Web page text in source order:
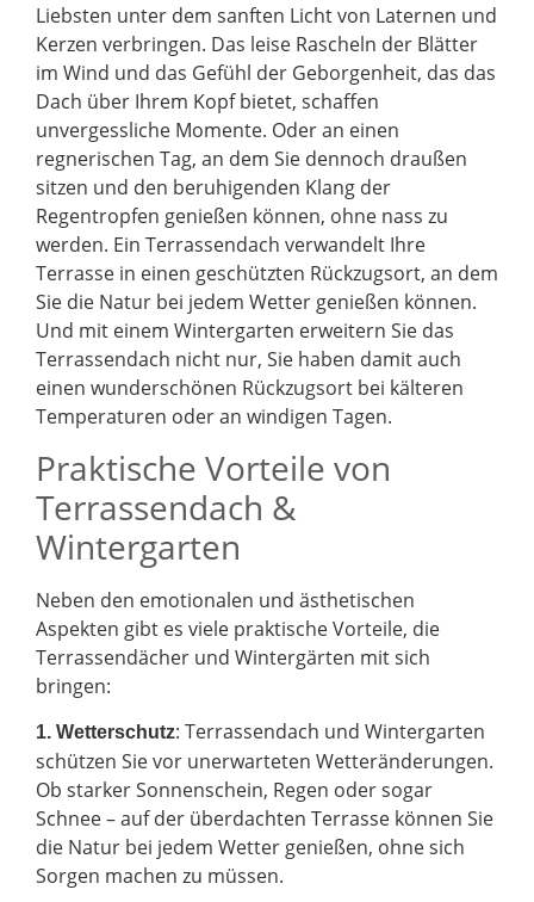
Liebsten unter dem sanften Licht von Laternen und
Kerzen verbringen. Das leise Rascheln der Blätter
im Wind und das Gefühl der Geborgenheit, das das
Dach über Ihrem Kopf bietet, schaffen
unvergessliche Momente. Oder an einen
regnerischen Tag, an dem Sie dennoch draußen
sitzen und den beruhigenden Klang der
Regentropfen genießen können, ohne nass zu
werden. Ein Terrassendach verwandelt Ihre
Terrasse in einen geschützten Rückzugsort, an dem
Sie die Natur bei jedem Wetter genießen können.
Und mit einem Wintergarten erweitern Sie das
Terrassendach nicht nur, Sie haben damit auch
einen wunderschönen Rückzugsort bei kälteren
Temperaturen oder an windigen Tagen.
Praktische Vorteile von
Terrassendach &
Wintergarten
Neben den emotionalen und ästhetischen
Aspekten gibt es viele praktische Vorteile, die
Terrassendächer und Wintergärten mit sich
bringen:
1. Wetterschutz: Terrassendach und Wintergarten
schützen Sie vor unerwarteten Wetteränderungen.
Ob starker Sonnenschein, Regen oder sogar
Schnee – auf der überdachten Terrasse können Sie
die Natur bei jedem Wetter genießen, ohne sich
Sorgen machen zu müssen.